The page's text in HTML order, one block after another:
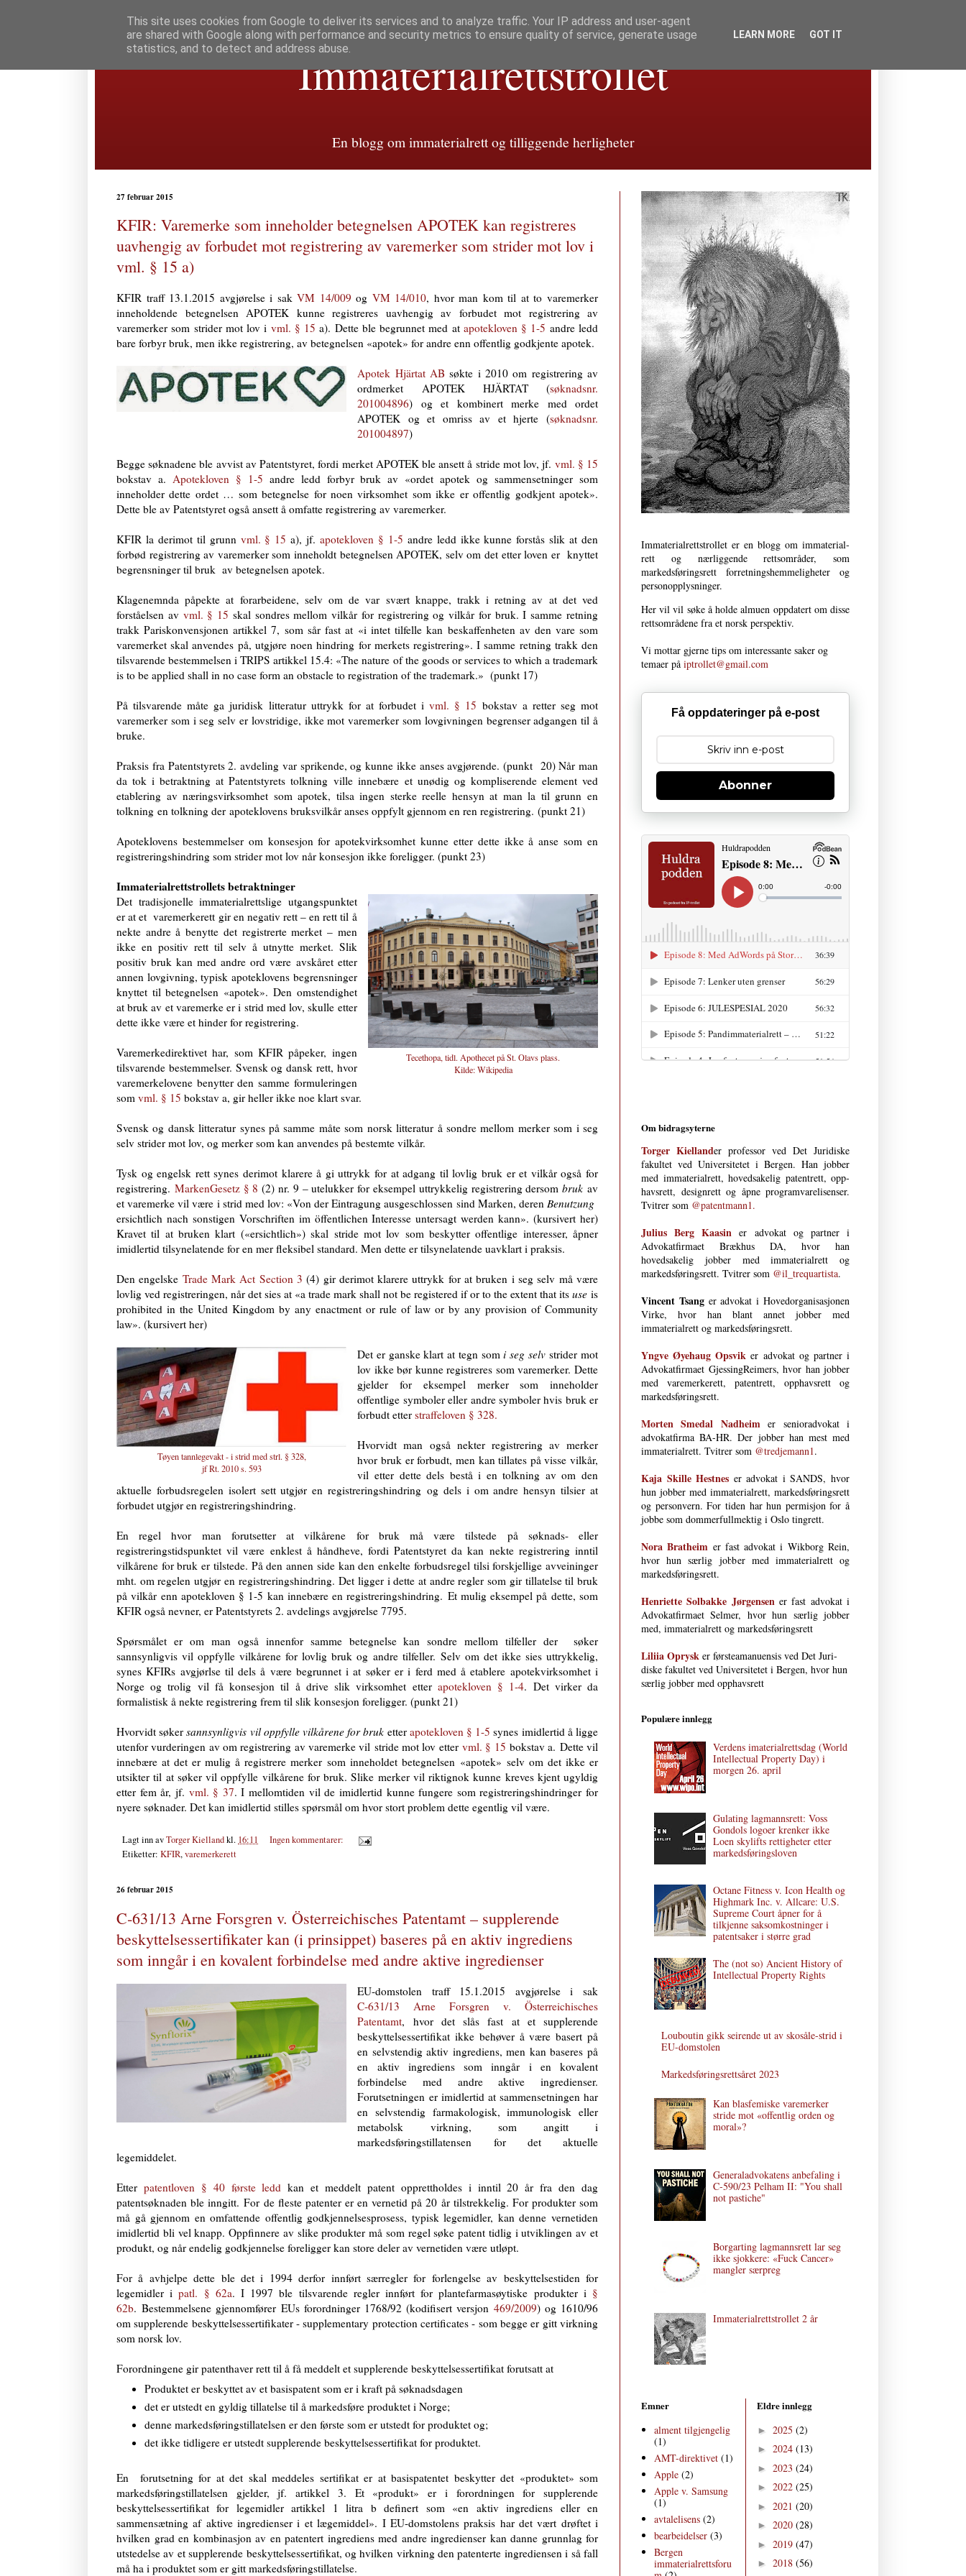
Immaterialretts­trollet
En blogg om immaterialrett og tilliggende herligheter
27 februar 2015
KFIR: Varemerke som inneholder betegnelsen APOTEK kan registreres
uavhengig av forbudet mot registrering av varemerker som strider mot lov i
vml. § 15 a)
KFIR traff 13.1.2015 avgjørelse i sakVM 14/009 og VM 14/010, hvor man kom til at to varemerker
inneholdende betegnelsen APOTEK kunne registreres uavhengig av forbudet mot registrering av
varemerker som strider mot lov i vml. § 15 a). Dette ble begrunnet med at apotekloven § 1-5 andre ledd
bare forbyr bruk, men ikke registrering, av betegnelsen «apotek» for andre enn offentlig godkjente apotek.
Apotek Hjärtat AB søkte i 2010 om registrering av
ordmerket APOTEK HJÄRTAT (søknadsnr.
201004896) og et kombinert merke med ordet
APOTEK og et omriss av et hjerte (søknadsnr.
201004897)
Begge søknadene ble avvist av Patentstyret, fordi merket APOTEK ble ansett å stride mot lov, jf. vml. § 15
bokstav a. Apotekloven § 1-5 andre ledd forbyr bruk av «ordet apotek og sammensetninger som
inneholder dette ordet … som betegnelse for noen virksomhet som ikke er offentlig godkjent apotek».
Dette ble av Patentstyret også ansett å omfatte registrering av varemerker.
KFIR la derimot til grunn vml. § 15 a), jf.apotekloven § 1-5 andre ledd ikke kunne forstås slik at den
forbød registrering av varemerker som inneholdt betegnelsen APOTEK, selv om det etter loven er knyttet
begrensninger til bruk av betegnelsen apotek.
Klagenemnda påpekte at forarbeidene, selv om de var svært knappe, trakk i retning av at det ved
forståelsen av vml. § 15 skal sondres mellom vilkår for registrering og vilkår for bruk. I samme retning
trakk Pariskonvensjonen artikkel 7, som sår fast at «i intet tilfelle kan beskaffenheten av den vare som
varemerket skal anvendes på, utgjøre noen hindring for merkets registrering». I samme retning trakk den
tilsvarende bestemmelsen i TRIPS artikkel 15.4: «The nature of the goods or services to which a trademark
is to be applied shall in no case form an obstacle to registration of the trademark.» (punkt 17)
På tilsvarende måte ga juridisk litteratur uttrykk for at forbudet ivml. § 15 bokstav a retter seg mot
varemerker som i seg selv er lovstridige, ikke mot varemerker som lovgivningen begrenser adgangen til å
bruke.
Praksis fra Patentstyrets 2. avdeling var sprikende, og kunne ikke anses avgjørende. (punkt 20) Når man
da tok i betraktning at Patentstyrets tolkning ville innebære et unødig og kompliserende element ved
etablering av næringsvirksomhet som apotek, tilsa ingen sterke reelle hensyn at man la til grunn en
tolkning en tolkning der apoteklovens bruksvilkår anses oppfylt gjennom en ren registrering. (punkt 21)
Apoteklovens bestemmelser om konsesjon for apotekvirksomhet kunne etter dette ikke å anse som en
registreringshindring som strider mot lov når konsesjon ikke foreligger. (punkt 23)
Immaterialrettstrollets betraktninger
Tecethopa, tidl. Apothecet på St. Olavs plass.
Kilde:Wikipedia
Det tradisjonelle immaterialrettslige utgangs­punktet
er at et varemerkerett gir en negativ rett – en rett til å
nekte andre å benytte det registrerte merket – men
ikke en positiv rett til selv å utnytte merket. Slik
positiv bruk kan med andre ord være avskåret etter
annen lovgivning, typisk apoteklovens begrensninger
knyttet til betegnelsen «apotek». Den omstendighet
at bruk av et varemerke er i strid med lov, skulle etter
dette ikke være et hinder for registrering.
Varemerkedirektivet har, som KFIR påpeker, ingen
tilsvarende bestemmelser. Svensk og dansk rett, hvor
varemerkelovene benytter den samme formuleringen
som vml. § 15 bokstav a, gir heller ikke noe klart svar.
Svensk og dansk litteratur synes på samme måte som norsk litteratur å sondre mellom merker som i seg
selv strider mot lov, og merker som kan anvendes på bestemte vilkår.
Tysk og engelsk rett synes derimot klarere å gi uttrykk for at adgang til lovlig bruk er et vilkår også for
registrering. MarkenGesetz § 8 (2) nr. 9 – utelukker for eksempel uttrykkelig registrering dersombrukav
et varemerke vil være i strid med lov: «Von der Eintragung ausgeschlossen sind Marken, deren Benutzung
ersichtlich nach sonstigen Vorschriften im öffentlichen Interesse untersagt werden kann». (kursivert her)
Kravet til at bruken klart («ersichtlich») skal stride mot lov som beskytter offentlige interesser, åpner
imidlertid tilsynelatende for en mer fleksibel standard. Men dette er tilsynelatende uavklart i praksis.
Den engelske Trade Mark Act Section 3 (4) gir derimot klarere uttrykk for at bruken i seg selv må være
lovlig ved registreringen, når det sies at «a trade mark shall not be registered if or to the extent that its use is
prohibited in the United Kingdom by any enactment or rule of law or by any provision of Community
law». (kursivert her)
Tøyen tannlegevakt - i strid med strl. § 328,
jfRt. 2010 s. 593
Det er ganske klart at tegn somi seg selvstrider mot
lov ikke bør kunne registreres som vare­merker. Dette
gjelder for eksempel merker som inneholder
offentlige symboler eller andre symboler hvis bruk er
forbudt etterstraffeloven § 328.
Hvorvidt man også nekter registrering av merker
hvor bruk er forbudt, men kan tillates på visse vilkår,
vil etter dette dels bestå i en tolkning av om den
aktuelle forbudsregelen isolert sett utgjør en registreringshindring og dels i om andre hensyn tilsier at
forbudet utgjør en registreringshindring.
En regel hvor man forutsetter at vilkårene for bruk må være tilstede på søknads- eller
registreringstidspunktet vil være enklest å håndheve, fordi Patentstyret da kan nekte registrering inntil
vilkårene for bruk er tilstede. På den annen side kan den enkelte forbudsregel tilsi forskjellige avveininger
mht. om regelen utgjør en registreringshindring.Det ligger i dette at andre regler som gir tillatelse til bruk
på vilkår enn apotekloven § 1-5 kan innebære en registreringshindring. Et mulig eksempel på dette, som
KFIR også nevner, er Patentstyrets 2. avdelings avgjørelse 7795.
Spørsmålet er om man også innenfor samme betegnelse kan sondre mellom tilfeller der
søker
sannsynligvis vil oppfylle vilkårene for lovlig bruk og andre tilfeller. Selv om det ikke sies uttrykkelig,
synes KFIRs avgjørlse til dels å være begrunnet i at søker er i ferd med å etablere apotekvirksomhet i
Norge og trolig vil få konsesjon til å drive slik virksomhet etter apotekloven § 1-4. Det virker da
formalistisk å nekte registrering frem til slik konsesjon foreligger. (punkt 21)
Hvorvidt søkersannsynligvis vil oppfylle vilkårene for bruk etter apotekloven § 1-5 synes imidlertid å ligge
utenfor vurderingen av om registrering av varemerke vil stride mot lov ettervml. § 15 bokstav a. Dette vil
innebære at det er mulig å registrere merker som inneholdet betegnelsen «apotek» selv om det ikke er
utsikter til at søker vil oppfylle vilkårene for bruk. Slike merker vil riktignok kunne kreves kjent ugyldig
etter fem år, jf. vml. § 37. I mellomtiden vil de imidlertid kunne fungere som registreringshindringer for
nyere søknader. Det kan imidlertid stilles spørsmål om hvor stort problem dette egentlig vil være.
Lagt inn avTorger Kiellandkl. 16:11
Ingen kommentarer:
Etiketter: KFIR,varemerkerett
26 februar 2015
C‑631/13 Arne Forsgren v. Österreichisches Patentamt – supplerende
beskyttelsessertifikater kan (i prinsippet) baseres på en aktiv ingrediens
som inngår i en kovalent forbindelse med andre aktive ingredienser
EU-domstolen traff 15.1.2015 avgjørelse i sak
C‑631/13 Arne Forsgren v. Österreichisches
Patentamt, hvor det slås fast at et supplerende
beskyttelsessertifikat ikke behøver å være basert på
en selvstendig aktiv ingrediens, men kan baseres på
en aktiv ingrediens som inngår i en kovalent
forbindelse med andre aktive ingredi­enser.
Forutsetningen er imidlertid at sammen­setningen har
en selvstendig farma­kologisk, immunologisk eller
metabolsk virkning, som angitt i
markedsføringstillatensen for det aktuelle
legemiddelet.
Etter patentloven § 40 første ledd kan et meddelt patent opprettholdes i inntil 20 år fra den dag
patentsøknaden ble inngitt.For de fleste patenter er en vernetid på 20 år tilstrekkelig. For produkter som
må gå gjennom en omfattende offentlig godkjennelsesprosess, typisk legemidler, kan denne vernetiden
imidlertid bli vel knapp. Oppfinnere av slike produkter må som regel søke patent tidlig i utviklingen av et
produkt, og når endelig godkjennelse foreligger kan store deler av vernetiden være utløpt.
For å avhjelpe dette ble det i 1994 derfor innført særregler for forlengelse av beskyttelsestiden for
legemidler ipatl. § 62a. I 1997 ble tilsvarende regler innført for plantefarmasøytiske produkter i §
62b.Bestemmelsene gjennomfører EUs forordninger 1768/92 (kodifisert versjon 469/2009) og 1610/96
om supplerende beskyttelsessertifikater - supplementary protection certificates - som begge er gitt virkning
som norsk lov.
Forordningene gir patenthaver rett til å få meddelt et supplerende beskyttelsessertifikat forutsatt at
Produktet er beskyttet av et basispatent som er i kraft på søknadsdagen
det er utstedt en gyldig tillatelse til å markedsføre produktet i Norge;
denne markedsføringstillatelsen er den første som er utstedt for produktet og;
det ikke tidligere er utstedt supplerende beskyttelsessertifikat for produktet.
En forutsetning for at det skal meddeles sertifikat er at basispatentet beskytter det «produktet» som
markedsføringstillatelsen gjelder, jf. artikkel 3. Et «produkt» er i forordningen for supplerende
beskyttelsessertifikat for legemidler artikkel 1 litra b definert som «en aktiv ingrediens eller en
sammensætning af aktive ingredi­enser i et lægemiddel». I EU-domstolens praksis har det vært drøftet i
hvilken grad en kombinasjon av en patentert ingrediens med andre ingredienser kan danne grunnlag for
utstedelse av et supplerende beskyttelsessertifikat, og hvilken virkning den patenterte ingrediensen i så fall
må ha i produktet som er gitt markedsføringstillatelse.
Immaterialrettstrollet er en blogg om immaterial­
rett og nærliggende retts­områder, som
markedsføringsrett forret­nings­­hemmeligheter og
person­opplysninger.
Her vil vil søke å holde almuen oppdatert om disse
rettsområdene fra et norsk perspektiv.
Vi mottar gjerne tips om interessante saker og
temaer på iptrollet@gmail.com
Få oppdateringer på e-post
Abonner
Om bidragsyterne
Torger Kiellander professor ved Det Juri­diske
fakultet ved Uni­versi­tetet i Bergen. Han jobber
med immateria­l­rett, hoved­­sakelig patent­­rett, opp­
havs­­­rett, design­rett og åpne program­vare­lisenser.
Tvitrer som @patentmann1.
Julius Berg Kaasin er advokat og partner i
Advokatfirmaet Brækhus DA, hvor han
hovedsakelig jobber med immaterial­rett og
markedsføringsrett. Tvitrer som @il_trequartista.
Vincent Tsanger advokat i Hovedorganisasjonen
Virke, hvor han blant annet jobber med
immaterialrett og markedsføringsrett.
Yngve Øyehaug Opsvik er advokat og partner i
Advokatfirmaet GjessingReimers, hvor han jobber
med varemerkerett, patentrett, opphavsrett og
markedsføringsrett.
Morten Smedal Nad­heim er senioradvokat i
advokatfirma BA-HR. Der jobber han mest med
immaterialrett. Tvitrer som @tredjemann1.
Kaja Skille Hestnes er advokat i SANDS, hvor
hun jobber med immaterial­rett, markeds­førings­rett
og person­vern. For tiden har hun permisjon for å
jobbe som dommerfullmektig i Oslo tingrett.
Nora Bratheim er fast advokat i Wikborg Rein,
hvor hun særlig jobber med immaterialrett og
markedsføringsrett.
Henriette Solbakke Jørgensen er fast advokat i
Advokat­firmaet Selmer, hvor hun særlig jobber
med, immaterial­rett og markedsføringsrett
Liliia Oprysk er førsteamanuensis ved Det Juri­
diske fakultet ved Uni­versi­tetet i Bergen, hvor hun
særlig jobber med opphavsrett
Populære innlegg
Verdens imaterialrettsdag (World
Intellectual Property Day) i
morgen 26. april
Gulating lagmannsrett: Voss
Gondols logoer krenker ikke
Loen skylifts rettigheter etter
markedsføringsloven
Octane Fitness v. Icon Health og
Highmark Inc. v. Allcare: U.S.
Supreme Court åpner for å
tilkjenne saksomkostninger i
patentsaker i større grad
The (not so) Ancient History of
Intellectual Property Rights
Louboutin gikk seirende ut av skosåle-strid i
EU-domstolen
Markedsføringsrettsåret 2023
Kan blasfemiske varemerker
stride mot «offentlig orden og
moral»?
Generaladvokatens anbefaling i
C‑590/23 Pelham II: "You shall
not pastiche"
Borgarting lagmannsrett lar seg
ikke sjokkere: «Fuck Cancer»
mangler særpreg
Immaterialrettstrollet 2 år
Emner
alment tilgjengelig
(1)
AMT-direktivet (1)
Apple (2)
Apple v. Samsung
(1)
avtalelisens (2)
bearbeidelser (3)
Bergen
immaterialrettsforu
Eldre innlegg
► 2025 (2)
► 2024 (13)
► 2023 (24)
► 2022 (25)
► 2021 (20)
► 2020 (28)
► 2019 (47)
► 2018 (56)
This site uses cookies from Google to deliver its services and to analyze traffic. Your IP address and user-agent
are shared with Google along with performance and security metrics to ensure quality of service, generate usage
statistics, and to detect and address abuse.
LEARN MORE GOT IT